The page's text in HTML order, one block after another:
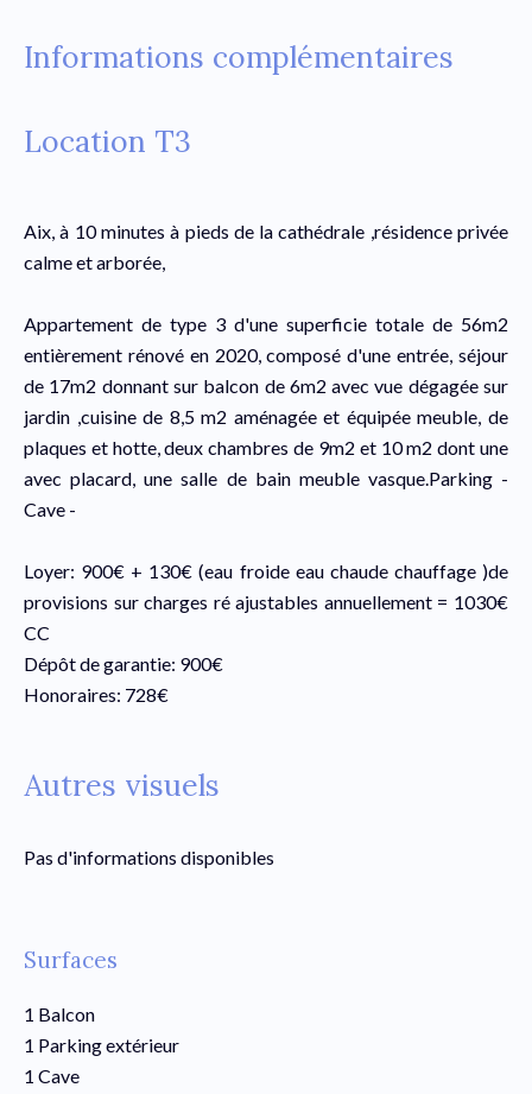
Informations complémentaires
Location T3
Aix, à 10 minutes à pieds de la cathédrale ,résidence privée
calme et arborée,
Appartement de type 3 d'une superficie totale de 56m2
entièrement rénové en 2020, composé d'une entrée, séjour
de 17m2 donnant sur balcon de 6m2 avec vue dégagée sur
jardin ,cuisine de 8,5 m2 aménagée et équipée meuble, de
plaques et hotte, deux chambres de 9m2 et 10 m2 dont une
avec placard, une salle de bain meuble vasque.Parking -
Cave -
Loyer: 900€ + 130€ (eau froide eau chaude chauffage )de
provisions sur charges ré ajustables annuellement = 1030€
CC
Dépôt de garantie: 900€
Honoraires: 728€
Autres visuels
Pas d'informations disponibles
Surfaces
1 Balcon
1 Parking extérieur
1 Cave